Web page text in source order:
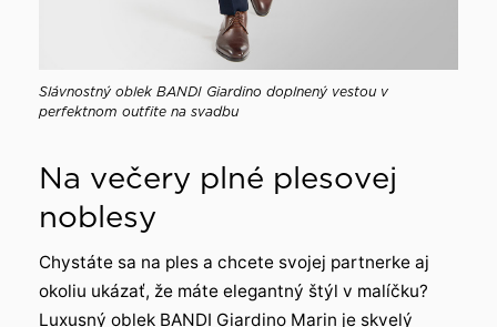
Slávnostný oblek BANDI Giardino doplnený vestou v
perfektnom outfite na svadbu
Na večery plné plesovej
noblesy
Chystáte sa na ples a chcete svojej partnerke aj
okoliu ukázať, že máte elegantný štýl v malíčku?
Luxusný oblek BANDI Giardino Marin je skvelý